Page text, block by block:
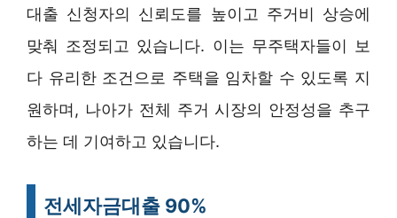
대출 신청자의 신뢰도를 높이고 주거비 상승에
맞춰 조정되고 있습니다. 이는 무주택자들이 보
다 유리한 조건으로 주택을 임차할 수 있도록 지
원하며, 나아가 전체 주거 시장의 안정성을 추구
하는 데 기여하고 있습니다.
전세자금대출 90%